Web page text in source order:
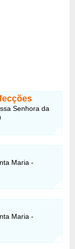
Senhora da
Maria -
Maria -